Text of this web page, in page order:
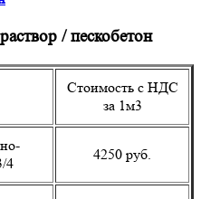
/ пескобетон
Стоимость с НДС
за 1м3
4
4250 руб.